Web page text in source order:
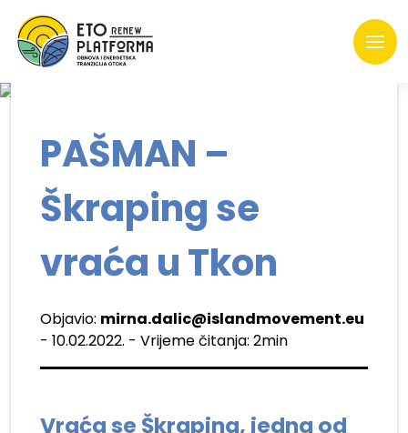
PAŠMAN –
Škraping se
vraća u Tkon
Objavio: mirna.dalic@islandmovement.eu
- 10.02.2022. - Vrijeme čitanja: 2min
Vraća se Škraping, jedna od